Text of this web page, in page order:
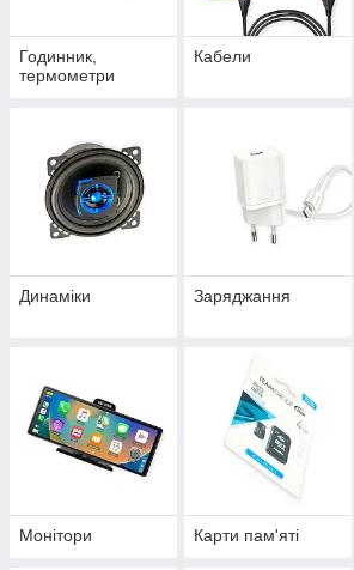
Годинник,
термометри
Кабели
Динаміки Заряджання
Монітори Карти пам'яті